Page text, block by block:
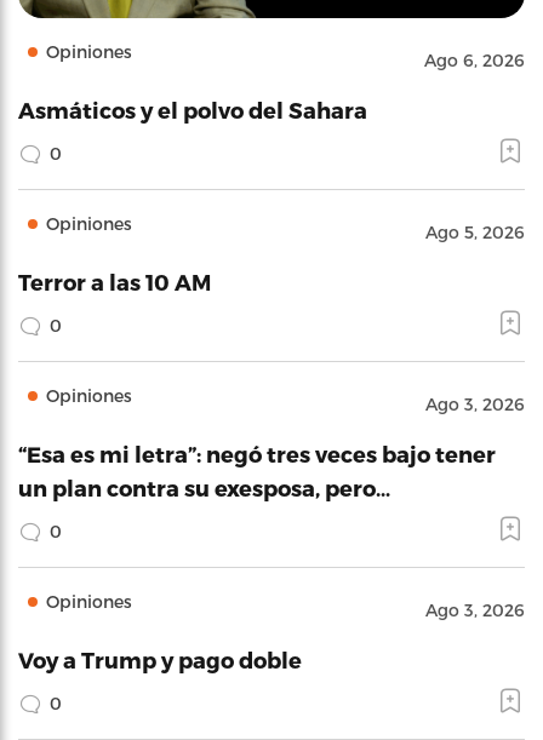
Opiniones Ago 6, 2026
Asmáticos y el polvo del Sahara
0
Opiniones Ago 5, 2026
Terror a las 10 AM
0
Opiniones Ago 3, 2026
“Esa es mi letra”: negó tres veces bajo tener
un plan contra su exesposa, pero…
0
Opiniones Ago 3, 2026
Voy a Trump y pago doble
0